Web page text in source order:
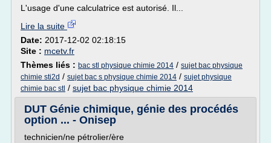
L'usage d'une calculatrice est autorisé. Il...
Lire la suite
Date: 2017-12-02 02:18:15
Site : mcetv.fr
Thèmes liés : bac stl physique chimie 2014 / sujet bac physique
chimie sti2d / sujet bac s physique chimie 2014 / sujet physique
chimie bac stl / sujet bac physique chimie 2014
DUT Génie chimique, génie des procédés
option ... - Onisep
technicien/ne pétrolier/ère